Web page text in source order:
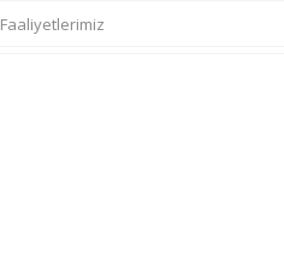
Faaliyetlerimiz